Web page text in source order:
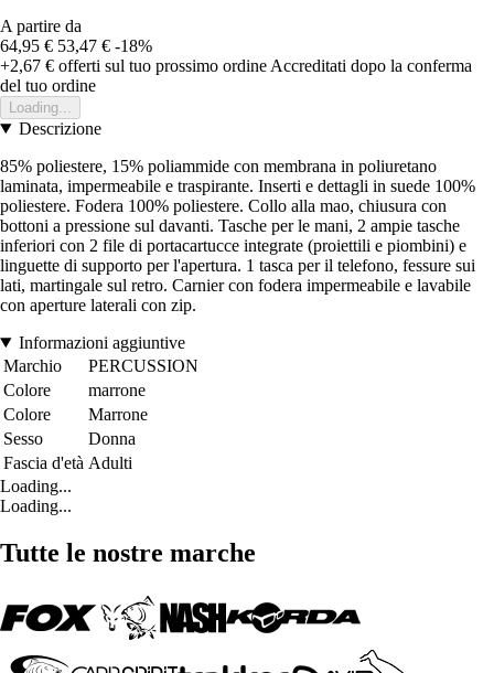
A partire da
64,95 € 53,47 € -18%
+2,67 € offerti sul tuo prossimo ordine Accreditati dopo la conferma
del tuo ordine
Loading...
Descrizione
85% poliestere, 15% poliammide con membrana in poliuretano
laminata, impermeabile e traspirante. Inserti e dettagli in suede 100%
poliestere. Fodera 100% poliestere. Collo alla mao, chiusura con
bottoni a pressione sul davanti. Tasche per le mani, 2 ampie tasche
inferiori con 2 file di portacartucce integrate (proiettili e piombini) e
linguette di supporto per l'apertura. 1 tasca per il telefono, fessure sui
lati, martingale sul retro. Carnier con fodera impermeabile e lavabile
con aperture laterali con zip.
Informazioni aggiuntive
Marchio
PERCUSSION
Colore
marrone
Colore
Marrone
Sesso
Donna
Fascia d'età Adulti
Loading...
Loading...
Tutte le nostre marche